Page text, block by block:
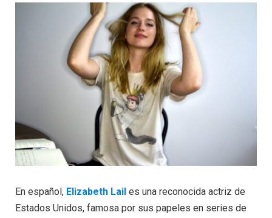
En español, Elizabeth Lail es una reconocida actriz de
Estados Unidos, famosa por sus papeles en series de